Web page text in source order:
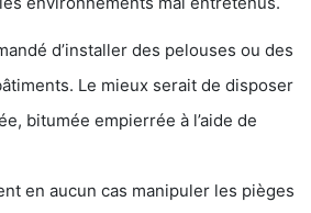
d’installer des pelouses ou des
Le mieux serait de disposer
bitumée empierrée à l’aide de
en aucun cas manipuler les pièges